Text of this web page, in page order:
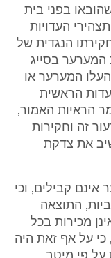
בפני בית
שדן בהליכי ע"ש 1562/04 - תצהירי העדויות
הנגדית של
המערער בסייג
בהליכי ע"ש 1562/04 לא העלו המערער או
הראשית
הראיות האמור,
זה וחקירות
את צדקת
קבילים, וכי
התוצאה
מכירות בכל
על אף זאת היה